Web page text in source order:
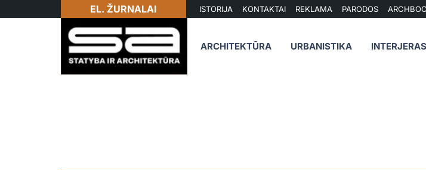
EL. ŽURNALAI ISTORIJA KONTAKTAI REKLAMA PARODOS
ARCHITEKTŪRA URBANISTIKA INTERJERAS